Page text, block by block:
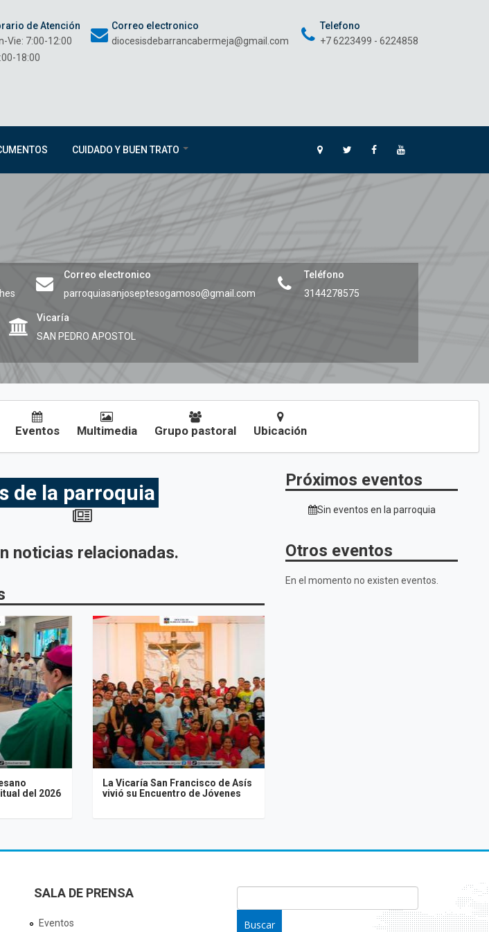
de Atención
Vie: 7:00-12:00
18:00
Correo electronico
diocesisdebarrancabermeja@gmail.com
Telefono
+7 6223499 - 6224858
CUIDADO Y BUEN TRATO
Correo electronico
parroquiasanjoseptesogamoso@gmail.com
Teléfono
3144278575
Vicaría
SAN PEDRO APOSTOL
Eventos Multimedia Grupo pastoral Ubicación
de la parroquia
noticias relacionadas.
del 2026
La Vicaría San Francisco de Asís
vivió su Encuentro de Jóvenes
Próximos eventos
Sin eventos en la parroquia
Otros eventos
En el momento no existen eventos.
SALA DE PRENSA
Eventos
FORMULARIO DE BÚSQUEDA